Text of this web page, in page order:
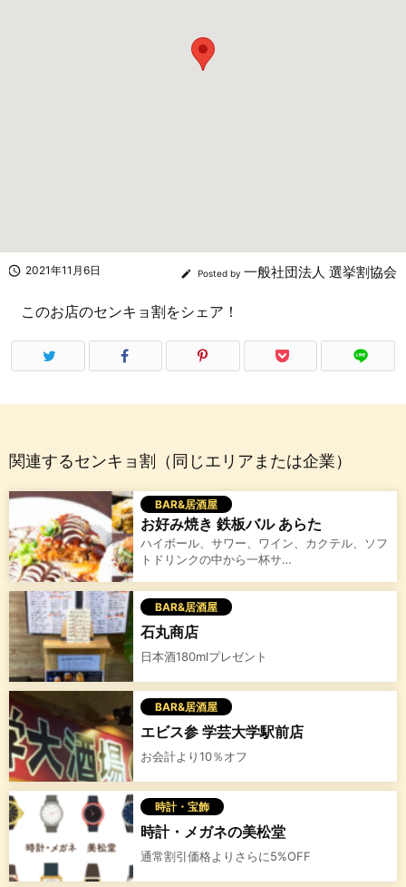
 2021年11月6日  Posted by 一般社団法人 選挙割協会
このお店のセンキョ割をシェア！
関連するセンキョ割（同じエリアまたは企業）
BAR&居酒屋
お好み焼き 鉄板バル あらた
ハイボール、サワー、ワイン、カクテル、ソフ
トドリンクの中から一杯サ…
BAR&居酒屋
石丸商店
日本酒180mlプレゼント
BAR&居酒屋
エビス参 学芸大学駅前店
お会計より10％オフ
時計・宝飾
時計・メガネの美松堂
通常割引価格よりさらに5%OFF